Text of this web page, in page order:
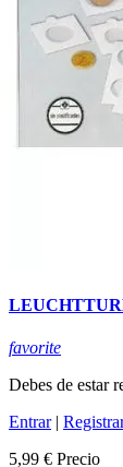
favorite
Debes de estar
Entrar|
5,99 € Precio